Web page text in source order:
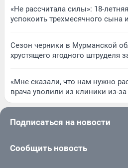
«Не рассчитала силы»: 18-
успокоить трехмесячного сына
Сезон черники в Мурманской
хрустящего ягодного штруделя
«Мне сказали, что нам нужно
врача уволили из клиники из-
Подписаться на новости
Сообщить новость